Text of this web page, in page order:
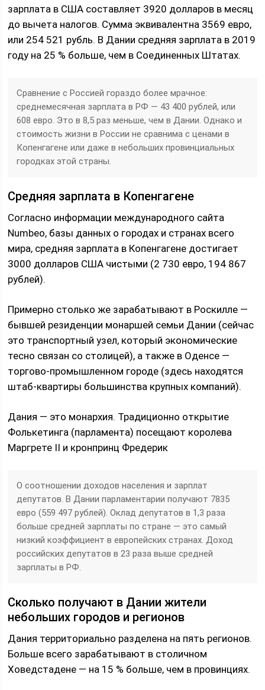
зарплата в США составляет 3920 долларов в месяц
до вычета налогов. Сумма эквивалентна 3569 евро,
или 254 521 рубль. В Дании средняя зарплата в 2019
году на 25 % больше, чем в Соединенных Штатах.
Сравнение с Россией гораздо более мрачное:
среднемесячная зарплата в РФ — 43 400 рублей, или
608 евро. Это в 8,5 раз меньше, чем в Дании. Однако и
стоимость жизни в России не сравнима с ценами в
Копенгагене или даже в небольших провинциальных
городках этой страны.
Средняя зарплата в Копенгагене
Согласно информации международного сайта
Numbeo, базы данных о городах и странах всего
мира, средняя зарплата в Копенгагене достигает
3000 долларов США чистыми (2 730 евро, 194 867
рублей).
Примерно столько же зарабатывают в Роскилле —
бывшей резиденции монаршей семьи Дании (сейчас
это транспортный узел, который экономические
тесно связан со столицей), а также в Оденсе —
торгово-промышленном городе (здесь находятся
штаб-квартиры большинства крупных компаний).
Дания — это монархия. Традиционно открытие
Фолькетинга (парламента) посещают королева
Маргрете II и кронпринц Фредерик
О соотношении доходов населения и зарплат
депутатов. В Дании парламентарии получают 7835
евро (559 497 рублей). Оклад депутатов в 1,3 раза
больше средней зарплаты по стране — это самый
низкий коэффициент в европейских странах. Доход
российских депутатов в 23 раза выше средней
зарплаты в РФ.
Сколько получают в Дании жители
небольших городов и регионов
Дания территориально разделена на пять регионов.
Больше всего зарабатывают в столичном
Ховедстадене — на 15 % больше, чем в провинциях.